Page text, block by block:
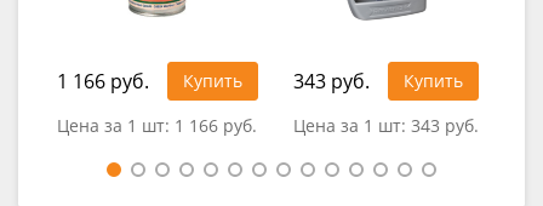
1 166 руб.
Купить
Цена за 1 шт: 1 166 руб.
343 руб.
Купить
Цена за 1 шт: 343 руб.